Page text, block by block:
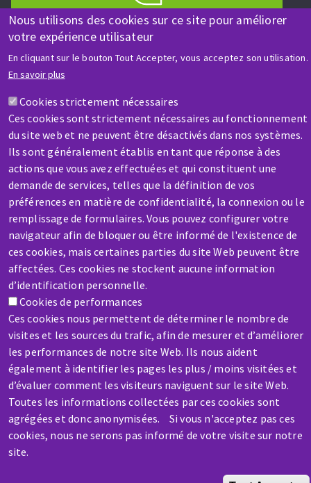
Nous utilisons des cookies sur ce site pour améliorer
votre expérience utilisateur
En cliquant sur le bouton Tout Accepter, vous acceptez son utilisation.
En savoir plus
Cookies strictement nécessaires
Ces cookies sont strictement nécessaires au fonctionnement
du site web et ne peuvent être désactivés dans nos systèmes.
Ils sont généralement établis en tant que réponse à des
actions que vous avez effectuées et qui constituent une
demande de services, telles que la définition de vos
préférences en matière de confidentialité, la connexion ou le
remplissage de formulaires. Vous pouvez configurer votre
navigateur afin de bloquer ou être informé de l'existence de
ces cookies, mais certaines parties du site Web peuvent être
affectées. Ces cookies ne stockent aucune information
d’identification personnelle.
Cookies de performances
Ces cookies nous permettent de déterminer le nombre de
visites et les sources du trafic, afin de mesurer et d’améliorer
les performances de notre site Web. Ils nous aident
également à identifier les pages les plus / moins visitées et
d’évaluer comment les visiteurs naviguent sur le site Web.
Toutes les informations collectées par ces cookies sont
agrégées et donc anonymisées. Si vous n'acceptez pas ces
cookies, nous ne serons pas informé de votre visite sur notre
site.
AIDE & CONTACT
Une question ? Un renseignement ?
SAV / RÉPARATION
Une machine cassée ? En panne ?
Contactez-nous
Aller
au